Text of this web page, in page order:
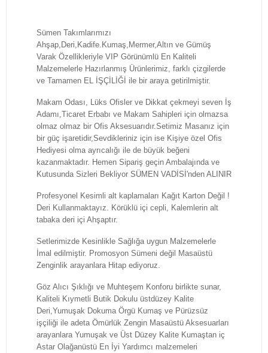
Sümen Takımlarımızı
Ahşap,Deri,Kadife.Kumaş,Mermer,Altın ve Gümüş
Varak Özellikleriyle VIP Görünümlü En Kaliteli
Malzemelerle Hazırlanmış Ürünlerimiz, farklı çizgilerde
ve Tamamen EL İŞÇİLİĞİ ile bir araya getirilmiştir.
Makam Odası, Lüks Ofisler ve Dikkat çekmeyi seven İş
Adamı,Ticaret Erbabı ve Makam Sahipleri için olmazsa
olmaz olmaz bir Ofis Aksesuarıdır.Setimiz Masanız için
bir güç işaretidir,Sevdikleriniz için ise Kişiye özel Ofis
Hediyesi olma ayrıcalığı ile de büyük beğeni
kazanmaktadır. Hemen Sipariş geçin Ambalajında ve
Kutusunda Sizleri Bekliyor SÜMEN VADİSİ'nden ALINIR
Profesyonel Kesimli alt kaplamaları Kağıt Karton Değil !
Deri Kullanmaktayız. Körüklü içi cepli, Kalemlerin alt
tabaka deri içi Ahşaptır.
Setlerimizde Kesinlikle Sağlığa uygun Malzemelerle
İmal edilmiştir. Promosyon Sümeni değil Masaüstü
Zenginlik arayanlara Hitap ediyoruz.
Göz Alıcı Şıklığı ve Muhteşem Konforu birlikte sunar,
Kaliteli Kıymetli Butik Dokulu üstdüzey Kalite
Deri,Yumuşak Dokuma Örgü Kumaş ve Pürüzsüz
işçiliği ile adeta Ömürlük Zengin Masaüstü Aksesuarları
arayanlara Yumuşak ve Üst Düzey Kalite Kumaştan iç
Astar Olağanüstü En İyi Yardımcı malzemeleri